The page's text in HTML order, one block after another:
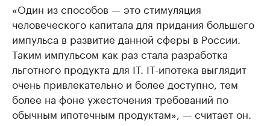
«Один из способов — это стимуляция
человеческого капитала для придания большего
импульса в развитие данной сферы в России.
Таким импульсом как раз стала разработка
льготного продукта для IT. IT-ипотека выглядит
очень привлекательно и более доступно, тем
более на фоне ужесточения требований по
обычным ипотечным продуктам», — считает он.